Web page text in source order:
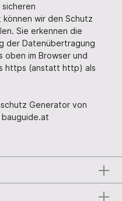
wir den Schutz
Sie erkennen die
der Datenübertragung
oben im Browser und
https (anstatt http) als
Generator von